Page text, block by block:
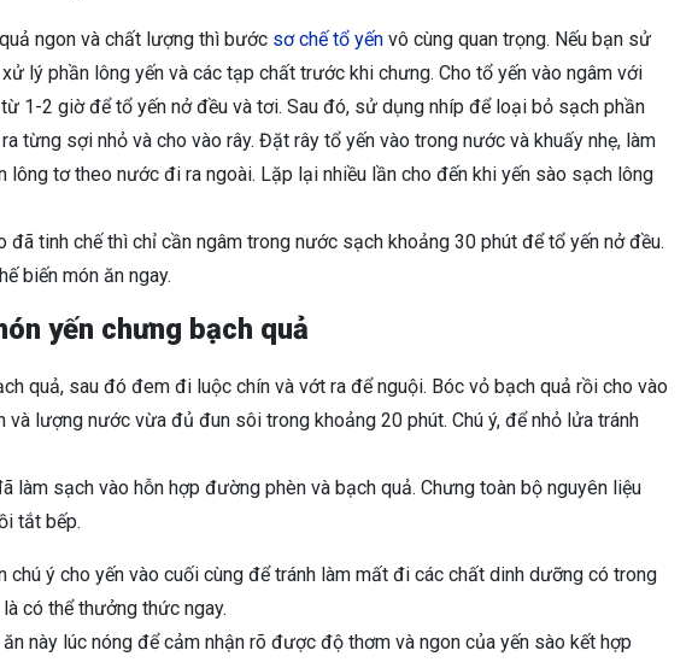
ngon và chất lượng thì bước sơ chế tổ yến vô cùng quan trọng. Nếu bạn sử
lý phần lông yến và các tạp chất trước khi chưng. Cho tổ yến vào ngâm với
1-2 giờ để tổ yến nở đều và tơi. Sau đó, sử dụng nhíp để loại bỏ sạch phần
từng sợi nhỏ và cho vào rây. Đặt rây tổ yến vào trong nước và khuấy nhẹ, làm
lông tơ theo nước đi ra ngoài. Lặp lại nhiều lần cho đến khi yến sào sạch lông
đã tinh chế thì chỉ cần ngâm trong nước sạch khoảng 30 phút để tổ yến nở đều.
biến món ăn ngay.
yến chưng bạch quả
quả, sau đó đem đi luộc chín và vớt ra để nguội. Bóc vỏ bạch quả rồi cho vào
và lượng nước vừa đủ đun sôi trong khoảng 20 phút. Chú ý, để nhỏ lửa tránh
làm sạch vào hỗn hợp đường phèn và bạch quả. Chưng toàn bộ nguyên liệu
tắt bếp.
chú ý cho yến vào cuối cùng để tránh làm mất đi các chất dinh dưỡng có trong
có thể thưởng thức ngay.
này lúc nóng để cảm nhận rõ được độ thơm và ngon của yến sào kết hợp